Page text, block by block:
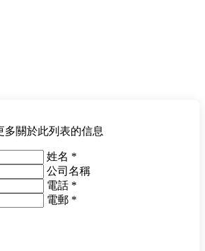
多關於此列表的信息
姓名 *
公司名稱
電話 *
電郵 *